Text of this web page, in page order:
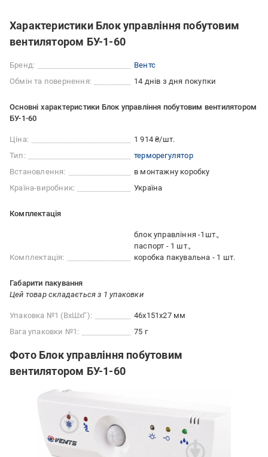
Характеристики Блок управління побутовим
вентилятором БУ-1-60
Бренд:
Вентс
Обмін та повернення:
14 днів з дня покупки
Основні характеристики Блок управління побутовим вентилятором
БУ-1-60
Ціна:
1 914 ₴/шт.
Тип:
терморегулятор
Встановлення:
в монтажну коробку
Країна-виробник:
Україна
Комплектація
Комплектація:
блок управління -1шт.
паспорт - 1 шт.
коробка пакувальна - 1 шт.
Габарити пакування
Цей товар складається з 1 упаковки
Упаковка №1 (ВхШхГ):
46x151x27 мм
Вага упаковки №1:
75 г
Фото Блок управління побутовим
вентилятором БУ-1-60